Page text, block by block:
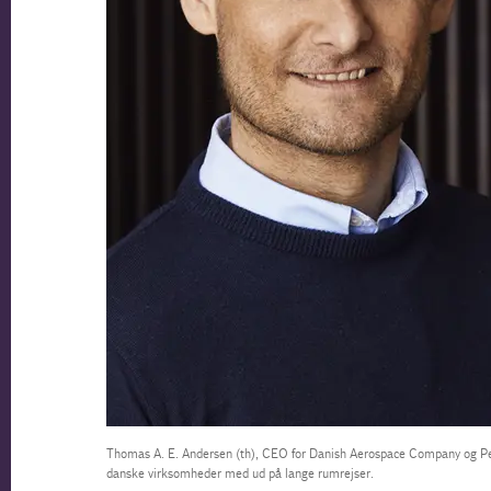
Thomas A. E. Andersen (th), CEO for Danish Aerospace Company og
danske virksomheder med ud på lange rumrejser.